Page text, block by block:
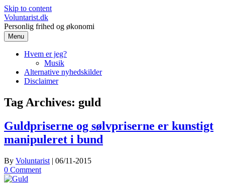
Skip to content
Voluntarist.dk
Personlig frihed og økonomi
Menu
Hvem er jeg?
Musik
Alternative nyhedskilder
Disclaimer
Tag Archives: guld
Guldpriserne og sølvpriserne er kunstigt
manipuleret i bund
By Voluntarist | 06/11-2015
0 Comment